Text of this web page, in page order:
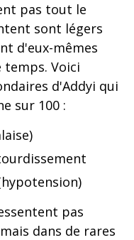
pas tout le
sont légers
d'eux-mêmes
Voici
d'Addyi qui
sur 100 :
pas
dans de rares